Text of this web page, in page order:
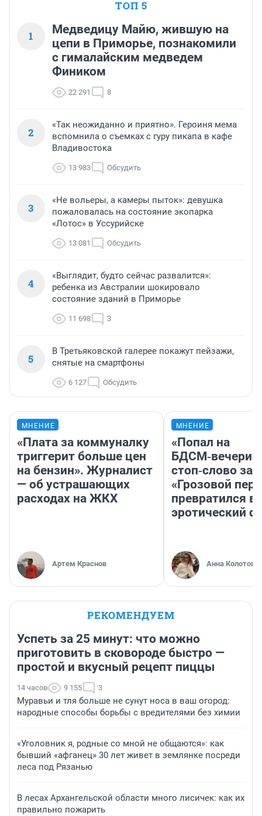
ТОП 5
1
Медведицу Майю, жившую на
цепи в Приморье, познакомили
с гималайским медведем
Фиником
22 291 8
2
«Так неожиданно и приятно». Героиня мема
вспомнила о съемках с гуру пикапа в кафе
Владивостока
13 983 Обсудить
3
«Не вольеры, а камеры пыток»: девушка
пожаловалась на состояние экопарка
«Лотос» в Уссурийске
13 081 Обсудить
4
«Выглядит, будто сейчас развалится»:
ребенка из Австралии шокировало
состояние зданий в Приморье
11 698 3
5
В Третьяковской галерее покажут пейзажи,
снятые на смартфоны
6 127 Обсудить
МНЕНИЕ
«Плата за коммуналку
триггерит больше цен
на бензин». Журналист
— об устрашающих
расходах на ЖКХ
Артем Краснов
МНЕНИЕ
«Попал на
стоп‑слово
«Грозовой
превратился в
эротический
Анна Колотова
РЕКОМЕНДУЕМ
Успеть за 25 минут: что можно
приготовить в сковороде быстро —
простой и вкусный рецепт пиццы
14 часов 9 155 3
Муравьи и тля больше не сунут носа в ваш огород:
народные способы борьбы с вредителями без химии
«Уголовник я, родные со мной не общаются»: как
бывший «афганец» 30 лет живет в землянке посреди
леса под Рязанью
В лесах Архангельской области много лисичек: как их
правильно пожарить